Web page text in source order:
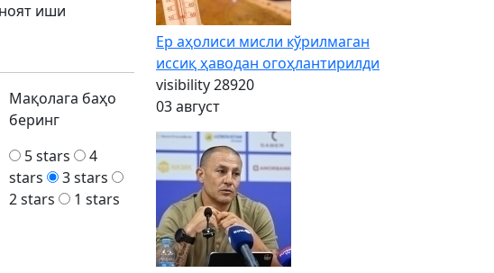
иши
Мақолага баҳо
беринг
5 stars
4
stars
3 stars
2 stars
1 stars
Ер аҳолиси мисли кўрилмаган
иссиқ ҳаводан огоҳлантирилди
visibility28920
03 август